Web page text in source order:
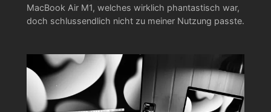
MacBook Air M1, welches wirklich phantastisch war,
doch schlussendlich nicht zu meiner Nutzung passte.